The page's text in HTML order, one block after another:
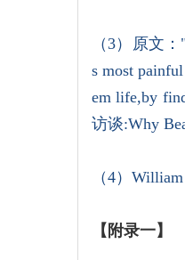
（3）原文
s most
em life,by
访谈:Why
（4）
【附录一】